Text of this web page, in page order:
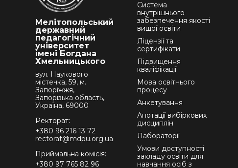
Мелітопольський
державний
педагогічний
університет
імені Богдана
Хмельницького
вул. Наукового
містечка, 59, м.
Запоріжжя,
Запорізька область,
Україна, 69000
Ректорат:
+380 96 216 13 72
rectorat@mdpu.org.ua
Приймальна комісія:
+380 97 765 82 96
Система
внутрішнього
забезпечення якості
вищої освіти
Ліцензії та
сертифікати
Підвищення
кваліфікації
Мова освітнього
процесу
Анкетування
Анотації вибіркових
дисциплін
Лабораторії
Умови доступності
закладу освіти для
навчання осіб з